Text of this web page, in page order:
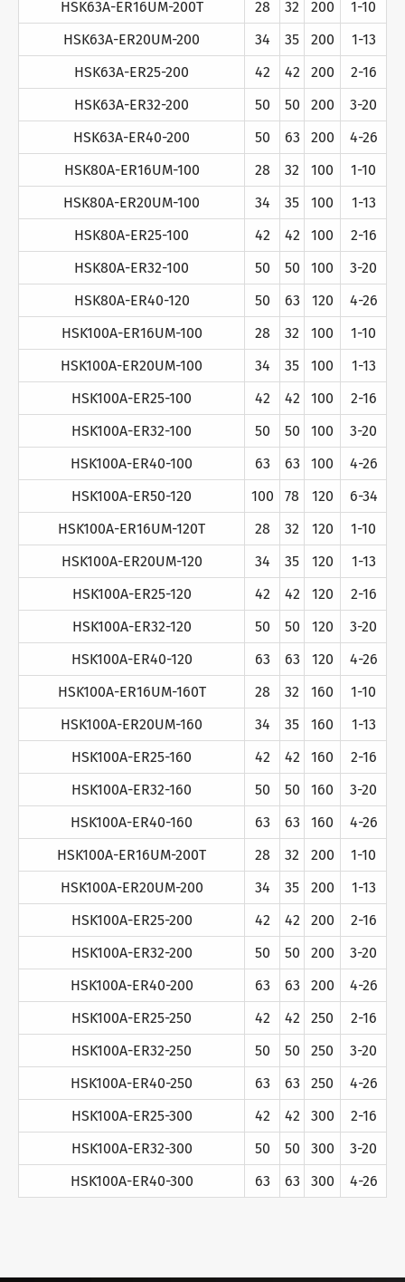
HSK63A-ER16UM-200T 28 32 200
1-10
HSK63A-ER20UM-200
34 35 200
1-13
HSK63A-ER25-200
42 42 200
2-16
HSK63A-ER32-200
50 50 200
3-20
HSK63A-ER40-200
50 63 200
4-26
HSK80A-ER16UM-100
28 32 100
1-10
HSK80A-ER20UM-100
34 35 100
1-13
HSK80A-ER25-100
42 42 100
2-16
HSK80A-ER32-100
50 50 100
3-20
HSK80A-ER40-120
50 63 120
4-26
HSK100A-ER16UM-100
28 32 100
1-10
HSK100A-ER20UM-100
34 35 100
1-13
HSK100A-ER25-100
42 42 100
2-16
HSK100A-ER32-100
50 50 100
3-20
HSK100A-ER40-100
63 63 100
4-26
HSK100A-ER50-120
100 78 120
6-34
HSK100A-ER16UM-120T
28 32 120
1-10
HSK100A-ER20UM-120
34 35 120
1-13
HSK100A-ER25-120
42 42 120
2-16
HSK100A-ER32-120
50 50 120
3-20
HSK100A-ER40-120
63 63 120
4-26
HSK100A-ER16UM-160T
28 32 160
1-10
HSK100A-ER20UM-160
34 35 160
1-13
HSK100A-ER25-160
42 42 160
2-16
HSK100A-ER32-160
50 50 160
3-20
HSK100A-ER40-160
63 63 160
4-26
HSK100A-ER16UM-200T
28 32 200
1-10
HSK100A-ER20UM-200
34 35 200
1-13
HSK100A-ER25-200
42 42 200
2-16
HSK100A-ER32-200
50 50 200
3-20
HSK100A-ER40-200
63 63 200
4-26
HSK100A-ER25-250
42 42 250
2-16
HSK100A-ER32-250
50 50 250
3-20
HSK100A-ER40-250
63 63 250
4-26
HSK100A-ER25-300
42 42 300
2-16
HSK100A-ER32-300
50 50 300
3-20
HSK100A-ER40-300
63 63 300 4-26